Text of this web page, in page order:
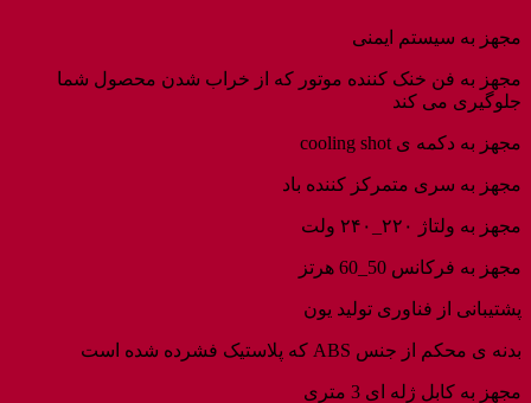
مجهز به سیستم ایمنی
مجهز به فن خنک کننده موتور که از خراب شدن محصول شما
جلوگیری می کند
مجهز به دکمه ی cooling shot
مجهز به سری متمرکز کننده باد
مجهز به ولتاژ ۲۲۰_۲۴۰ ولت
مجهز به فرکانس 50_60 هرتز
پشتیبانی از فناوری تولید یون
بدنه ی محکم از جنس ABS که پلاستیک فشرده شده است
مجهز به کابل ژله ای 3 متری